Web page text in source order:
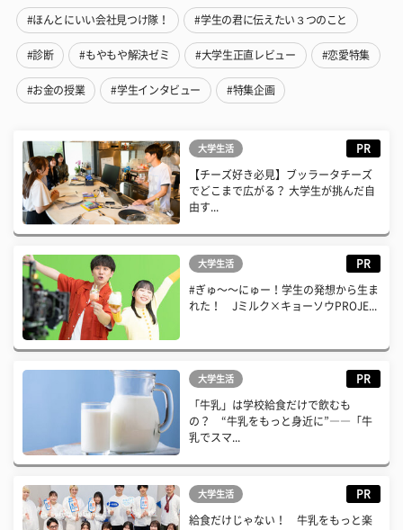
#ほんとにいい会社見つけ隊！ #学生の君に伝えたい３つのこと
#診断 #もやもや解決ゼミ #大学生正直レビュー #恋愛特集
#お金の授業 #学生インタビュー #特集企画
大学生活 PR
【チーズ好き必見】ブッラータチーズ
でどこまで広がる？ 大学生が挑んだ自
由す...
大学生活 PR
#ぎゅ〜〜にゅー！学生の発想から生ま
れた！ Jミルク×キョーソウPROJE...
大学生活 PR
「牛乳」は学校給食だけで飲むも
の？ “牛乳をもっと身近に”――「牛
乳でスマ...
大学生活 PR
給食だけじゃない！ 牛乳をもっと楽